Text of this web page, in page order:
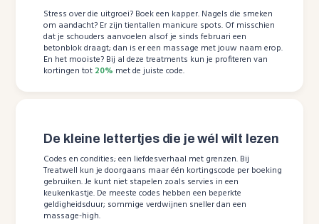
Stress over die uitgroei? Boek een kapper. Nagels die smeken
om aandacht? Er zijn tientallen manicure spots. Of misschien
dat je schouders aanvoelen alsof je sinds februari een
betonblok draagt; dan is er een massage met jouw naam erop.
En het mooiste? Bij al deze treatments kun je profiteren van
kortingen tot 20% met de juiste code.
De kleine lettertjes die je wél wilt lezen
Codes en condities; een liefdesverhaal met grenzen. Bij
Treatwell kun je doorgaans maar één kortingscode per boeking
gebruiken. Je kunt niet stapelen zoals servies in een
keukenkastje. De meeste codes hebben een beperkte
geldigheidsduur; sommige verdwijnen sneller dan een
massage-high.